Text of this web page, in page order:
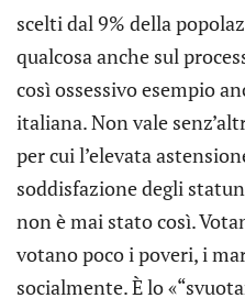
scelti dal 9% della
qualcosa anche sul
così ossessivo esempio
italiana. Non vale
per cui l’elevata
soddisfazione degli
non è mai stato così.
votano poco i poveri, i
socialmente. È lo